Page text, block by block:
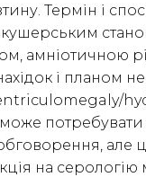
Термін і
амніотичною
і планом
може
але
на серологію